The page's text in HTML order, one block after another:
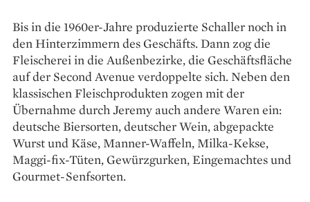
Bis in die 1960er-Jahre produzierte Schaller noch in
den Hinterzimmern des Geschäfts. Dann zog die
Fleischerei in die Außenbezirke, die Ge­schäftsfläche
auf der Second Avenue verdoppelte sich. Neben den
klassischen Fleischprodukten zogen mit der
Übernahme durch Jeremy auch andere Waren ein:
deutsche Biersorten, deutscher Wein, abgepackte
Wurst und Käse, Manner-­Waffeln, Milka-Kekse,
Maggi-fix-Tüten, Gewürz­gurken, Eingemachtes und
Gourmet-Senfsorten.